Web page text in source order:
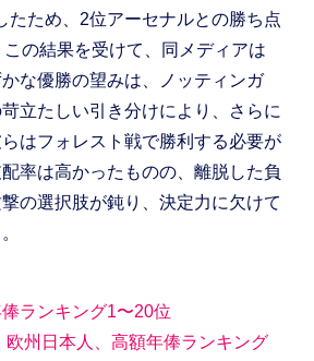
たため、2位アーセナルとの勝ち点
の結果を受けて、同メディアは
かな優勝の望みは、ノッティンガ
立たしい引き分けにより、さらに
はフォレスト戦で勝利する必要が
率は高かったものの、離脱した負
の選択肢が鈍り、決定力に欠けて
ランキング1〜20位
欧州日本人、高額年俸ランキング